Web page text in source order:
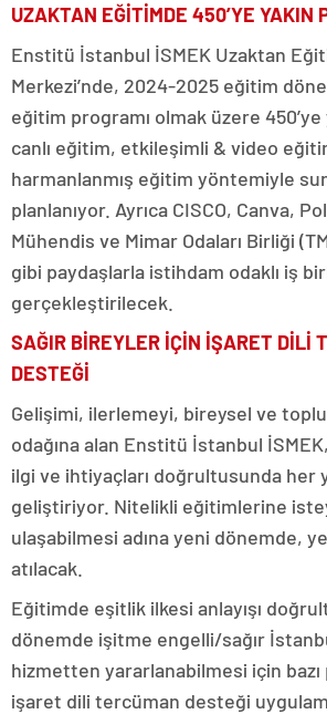
UZAKTAN EĞİTİMDE 450’YE YAKIN
Enstitü İstanbul İSMEK Uzaktan
Merkezi’nde, 2024-2025 eğitim
eğitim programı olmak üzere 450’ye
canlı eğitim, etkileşimli & video
harmanlanmış eğitim yöntemiyle
planlanıyor. Ayrıca CISCO, Canva,
Mühendis ve Mimar Odaları Birliği
gibi paydaşlarla istihdam odaklı iş
gerçekleştirilecek.
SAĞIR BİREYLER İÇİN İŞARET DİLİ
DESTEĞİ
Gelişimi, ilerlemeyi, bireysel ve
odağına alan Enstitü İstanbul
ilgi ve ihtiyaçları doğrultusunda her
geliştiriyor. Nitelikli eğitimlerine
ulaşabilmesi adına yeni dönemde,
atılacak.
Eğitimde eşitlik ilkesi anlayışı
dönemde işitme engelli/sağır
hizmetten yararlanabilmesi için
işaret dili tercüman desteği